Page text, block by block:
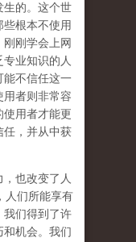
的。 这个世
些根本不使用
刚学会上网
业知识的人
能不信任这一
者则非常容
使用者才能更
任，并从中获
也改变了人
人们所能享有
我们得到了许
和机会。我们